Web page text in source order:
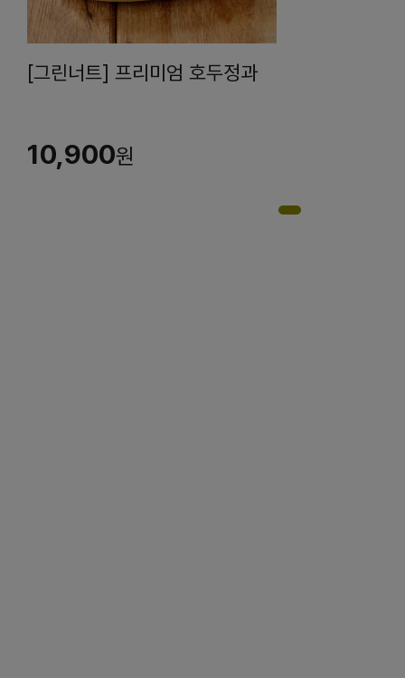
[그린너트] 프리미엄 호두정과
10,900원